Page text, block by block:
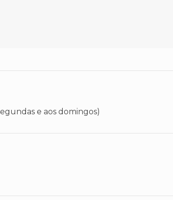
e aos domingos)